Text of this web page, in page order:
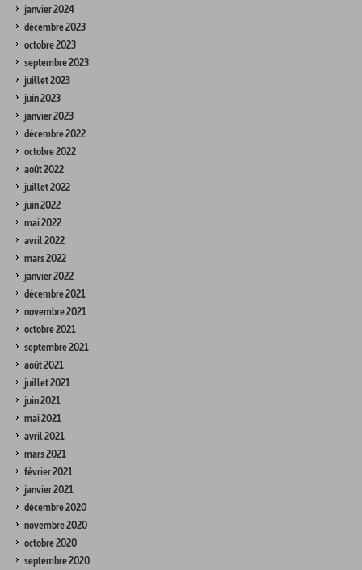
janvier 2024
décembre 2023
octobre 2023
septembre 2023
juillet 2023
juin 2023
janvier 2023
décembre 2022
octobre 2022
août 2022
juillet 2022
juin 2022
mai 2022
avril 2022
mars 2022
janvier 2022
décembre 2021
novembre 2021
octobre 2021
septembre 2021
août 2021
juillet 2021
juin 2021
mai 2021
avril 2021
mars 2021
février 2021
janvier 2021
décembre 2020
novembre 2020
octobre 2020
septembre 2020